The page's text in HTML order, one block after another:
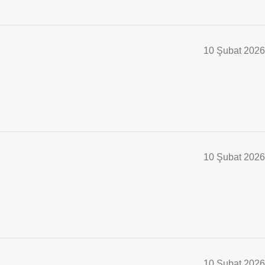
10 Şubat 2026
10 Şubat 2026